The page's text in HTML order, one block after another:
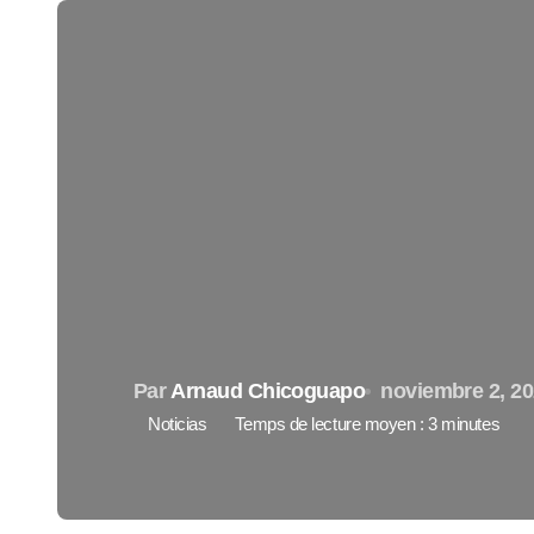
Par Arnaud Chicoguapo noviembre 2,
Noticias Temps de lecture moyen : 3 minutes